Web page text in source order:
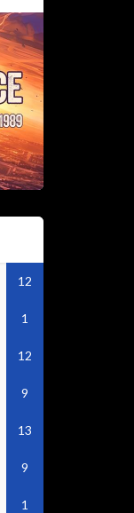
12
1
12
9
13
9
1